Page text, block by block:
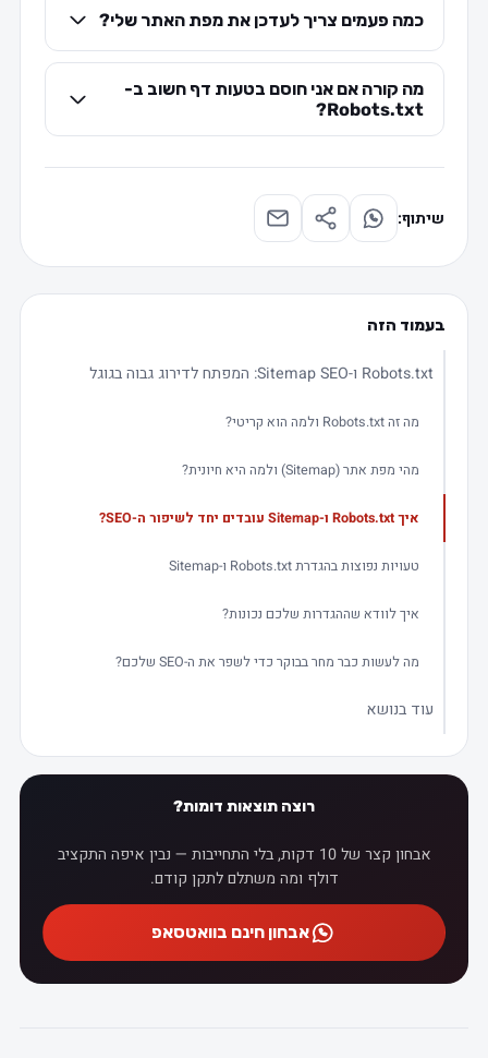
כמה פעמים צריך לעדכן את מפת האתר שלי?
מה קורה אם אני חוסם בטעות דף חשוב ב-
Robots.txt?
שיתוף:
בעמוד הזה
Robots.txt ו-Sitemap SEO: המפתח לדירוג גבוה בגוגל
מהי מפת אתר (Sitemap) ולמה היא חיונית?
טעויות נפוצות בהגדרת Robots.txt ו-Sitemap
איך לוודא שההגדרות שלכם נכונות?
מה לעשות כבר מחר בבוקר כדי לשפר את ה-SEO שלכם?
עוד בנושא
רוצה תוצאות דומות?
אבחון קצר של 10 דקות, בלי התחייבות — נבין איפה התקציב
דולף ומה משתלם לתקן קודם.
אבחון חינם בוואטסאפ